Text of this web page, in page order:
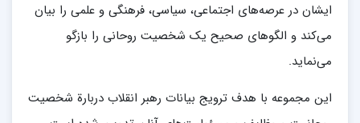
ایشان در عرصه‌های اجتماعی، سیاسی، فرهنگی و علمی را بیان
می‌کند و الگوهای صحیح یک شخصیت روحانی را بازگو
می‌نماید.
این مجموعه با هدف ترویج بیانات رهبر انقلاب دربارة شخصیت